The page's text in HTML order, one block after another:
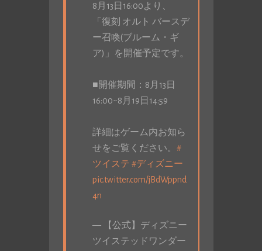
8月13日16:00より、
「復刻 オルト バースデ
ー召喚(ブルーム・ギ
ア)」を開催予定です。
■開催期間：8月13日
16:00~8月19日14:59
詳細はゲーム内お知ら
せをご覧ください。 #
ツイステ #ディズニー
pic.twitter.com/jBdWppnd
4n
— 【公式】ディズニー
ツイステッドワンダー